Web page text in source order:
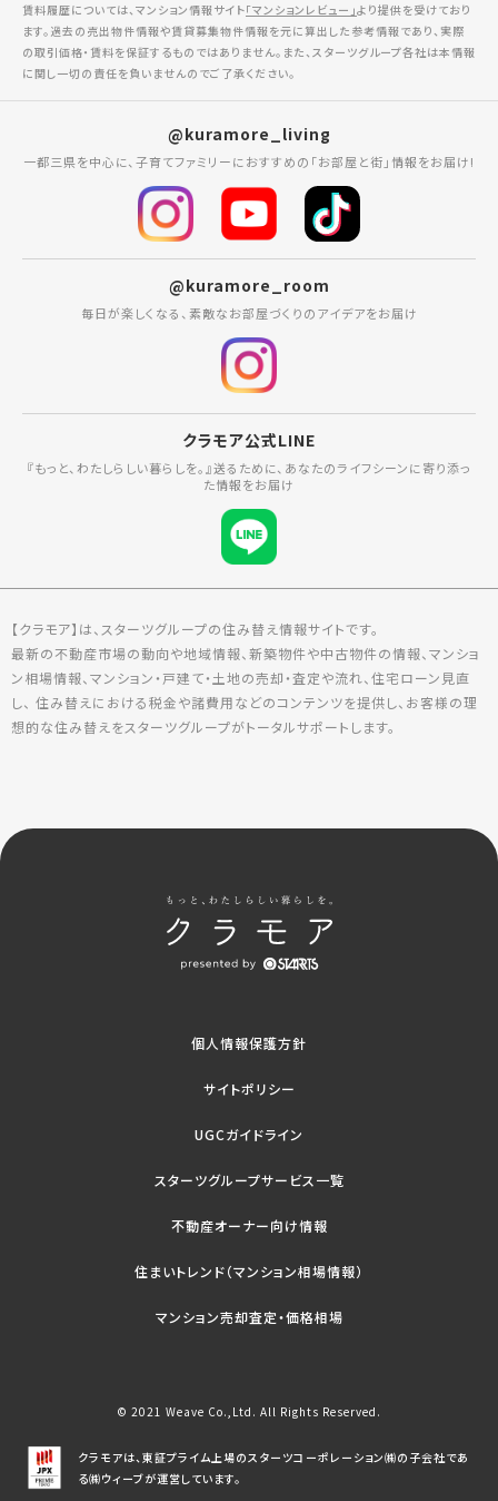
賃料履歴については、マンション情報サイト「マンションレビュー」より提供を受けており
ます。過去の売出物件情報や賃貸募集物件情報を元に算出した参考情報であり、実際
の取引価格・賃料を保証するものではありません。また、スターツグループ各社は本情報
に関し一切の責任を負いませんのでご了承ください。
@kuramore_living
一都三県を中心に、子育てファミリーにおすすめの「お部屋と街」情報をお届け!
@kuramore_room
毎日が楽しくなる、素敵なお部屋づくりのアイデアをお届け
クラモア公式LINE
『もっと、わたしらしい暮らしを。』送るために、あなたのライフシーンに寄り添っ
た情報をお届け
【クラモア】は、スターツグループの住み替え情報サイトです。
最新の不動産市場の動向や地域情報、新築物件や中古物件の情報、マンショ
ン相場情報、マンション・戸建て・土地の売却・査定や流れ、住宅ローン見直
し、 住み替えにおける税金や諸費用などのコンテンツを提供し、お客様の理
想的な住み替えをスターツグループがトータルサポートします。
個人情報保護方針
サイトポリシー
UGCガイドライン
スターツグループサービス一覧
不動産オーナー向け情報
住まいトレンド（マンション相場情報）
マンション売却査定・価格相場
© 2021 Weave Co.,Ltd. All Rights Reserved.
クラモアは、東証プライム上場のスターツコーポレーション㈱の子会社であ
る㈱ウィーブが運営しています。